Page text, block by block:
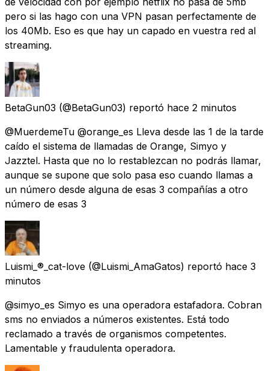
pero si las hago con una VPN pasan perfectamente de
los 40Mb. Eso es que hay un capado en vuestra red al
streaming.
BetaGun03 (@BetaGun03) reportó hace 2 minutos
@MuerdemeTu @orange_es Lleva desde las 1 de la tarde
caído el sistema de llamadas de Orange, Simyo y
Jazztel. Hasta que no lo restablezcan no podrás llamar,
aunque se supone que solo pasa eso cuando llamas a
un número desde alguna de esas 3 compañías a otro
número de esas 3
Luismi_®_cat-love (@Luismi_AmaGatos) reportó hace 3
minutos
@simyo_es Simyo es una operadora estafadora. Cobran
sms no enviados a números existentes. Está todo
reclamado a través de organismos competentes.
Lamentable y fraudulenta operadora.